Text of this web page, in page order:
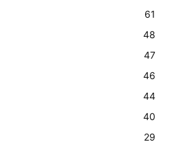
61
48
47
46
44
40
29